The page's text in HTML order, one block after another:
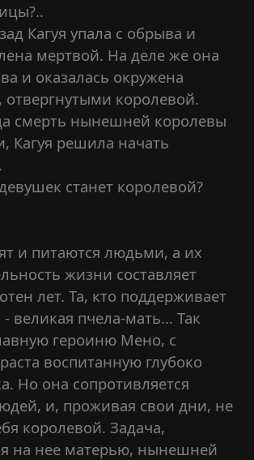
Кагуя упала с обрыва и
мертвой. На деле же она
и оказалась окружена
королевой.
смерть нынешней королевы
Кагуя решила начать
станет королевой?
и питаются людьми, а их
жизни составляет
лет. Та, кто поддерживает
великая пчела-мать... Так
героиню Мено, с
воспитанную глубоко
Но она сопротивляется
и, проживая свои дни, не
королевой. Задача,
на нее матерью, нынешней